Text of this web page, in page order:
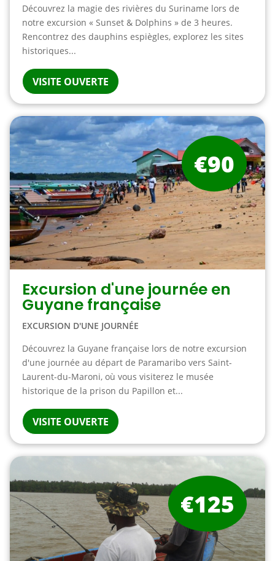
Découvrez la magie des rivières du Suriname lors de
notre excursion « Sunset & Dolphins » de 3 heures.
Rencontrez des dauphins espiègles, explorez les sites
historiques...
VISITE OUVERTE
Excursion d'une journée en
Guyane française
EXCURSION D'UNE JOURNÉE
Découvrez la Guyane française lors de notre excursion
d'une journée au départ de Paramaribo vers Saint-
Laurent-du-Maroni, où vous visiterez le musée
historique de la prison du Papillon et...
VISITE OUVERTE
€90
€125